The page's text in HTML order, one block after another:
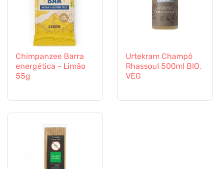
Chimpanzee Barra
energética - Limão
55g
Urtekram Champô
Rhassoul 500ml BIO,
VEG